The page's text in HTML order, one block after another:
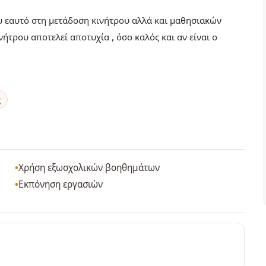
στη μετάδοση κινήτρου αλλά και μαθησιακών
αποτελεί αποτυχία , όσο καλός και αν είναι ο
Χρήση εξωσχολικών βοηθημάτων
Εκπόνηση εργασιών